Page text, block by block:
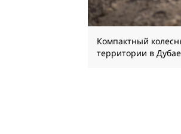
Компактный
территории в